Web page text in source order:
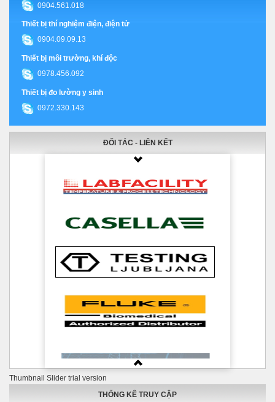
0904.561.018
Thiết bị thí nghiệm điện, điện tử
0904.09.09.13
Thiết bị môi trường, khí độc
0978.456.092
Thiết bị đo lường y sinh
0972.330.143
ĐỐI TÁC - LIÊN KẾT
Thumbnail Slider trial version
THỐNG KÊ TRUY CẬP